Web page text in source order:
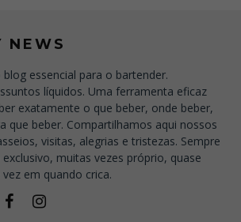
NEWS
essencial para o bartender.
líquidos. Uma ferramenta eficaz
exatamente o que beber, onde beber,
que beber. Compartilhamos aqui nossos
visitas, alegrias e tristezas. Sempre
muitas vezes próprio, quase
em quando crica.